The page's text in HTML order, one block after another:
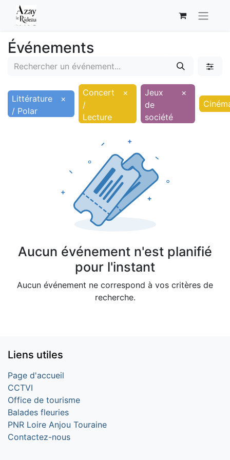
Événements
Littérature
/ Polar
×
Concert
/
Lecture
×
Jeux
de
société
×
Aucun événement n'est planifié
pour l'instant
Aucun événement ne correspond à vos critères de
recherche.
Liens utiles
Page d'accueil
CCTVI
Office de tourisme
Balades fleuries
PNR Loire Anjou Touraine
Contactez-nous